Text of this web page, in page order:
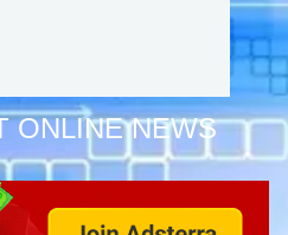
ONLINE NEWS